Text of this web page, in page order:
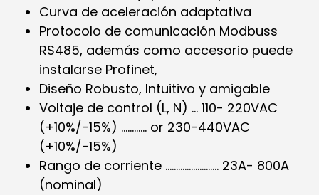
Curva de aceleración adaptativa
Protocolo de comunicación Modbuss
RS485, además como accesorio puede
instalarse Profinet,
Diseño Robusto, Intuitivo y amigable
Voltaje de control (L, N) … 110- 220VAC
(+10%/-15%) ………… or 230-440VAC
(+10%/-15%)
Rango de corriente ……………………. 23A- 800A
(nominal)